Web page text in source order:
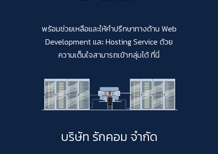
พร้อมช่วยเหลือและให้คำปรึกษาทางด้าน Web
Development และ Hosting Service ด้วย
ความเต็มใจสามารถเข้ากลุ่มได้ ที่นี่
บริษัท รักคอม จำกัด